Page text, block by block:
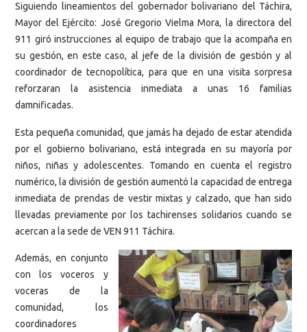
Siguiendo lineamientos del gobernador bolivariano del Táchira,
Mayor del Ejército: José Gregorio Vielma Mora, la directora del
911 giró instrucciones al equipo de trabajo que la acompaña en
su gestión, en este caso, al jefe de la división de gestión y al
coordinador de tecnopolítica, para que en una visita sorpresa
reforzaran la asistencia inmediata a unas 16 familias
damnificadas.
Esta pequeña comunidad, que jamás ha dejado de estar atendida
por el gobierno bolivariano, está integrada en su mayoría por
niños, niñas y adolescentes. Tomando en cuenta el registro
numérico, la división de gestión aumentó la capacidad de entrega
inmediata de prendas de vestir mixtas y calzado, que han sido
llevadas previamente por los tachirenses solidarios cuando se
acercan a la sede de VEN 911 Táchira.
Además, en conjunto
con los voceros y
voceras de la
comunidad, los
coordinadores